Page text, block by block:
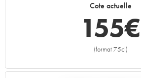
Cote actuelle
155€
(format 75cl)